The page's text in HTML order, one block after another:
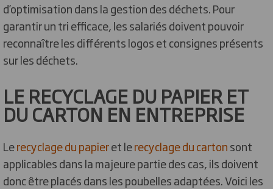
d’optimisation dans la gestion des déchets. Pour
garantir un tri efficace, les salariés doivent pouvoir
reconnaître les différents logos et consignes présents
sur les déchets.
LE RECYCLAGE DU PAPIER ET
DU CARTON EN ENTREPRISE
Lerecyclage du papieret lerecyclage du cartonsont
applicables dans la majeure partie des cas, ils doivent
donc être placés dans les poubelles adaptées. Voici les